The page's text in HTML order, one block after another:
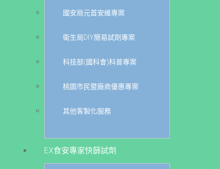
國安局元首安維專案
衛生局DIY簡易試劑專案
科技部(國科會)科普專案
桃園市民暨廠商優惠專案
其他客製化服務
EX食安專家快篩試劑